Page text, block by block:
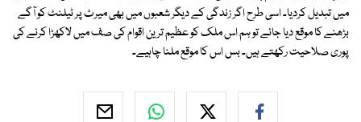
میں تبدیل کردیا۔ اسی طرح اگر زندگی کے دیگر شعبوں میں بھی میرٹ پر ٹیلنٹ کو آگے
بڑھنے کا موقع دیا جائے تو ہم اس ملک کو عظیم ترین اقوام کی صف میں لاکھڑا کرنے کی
پوری صلاحیت رکھتے ہیں۔ بس اس کا موقع ملنا چاہیے۔